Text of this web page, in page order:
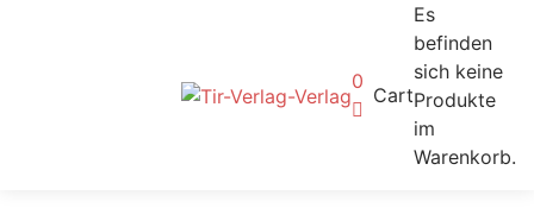
0
Cart
Es
befinden
sich keine
Produkte
im
Warenkorb.